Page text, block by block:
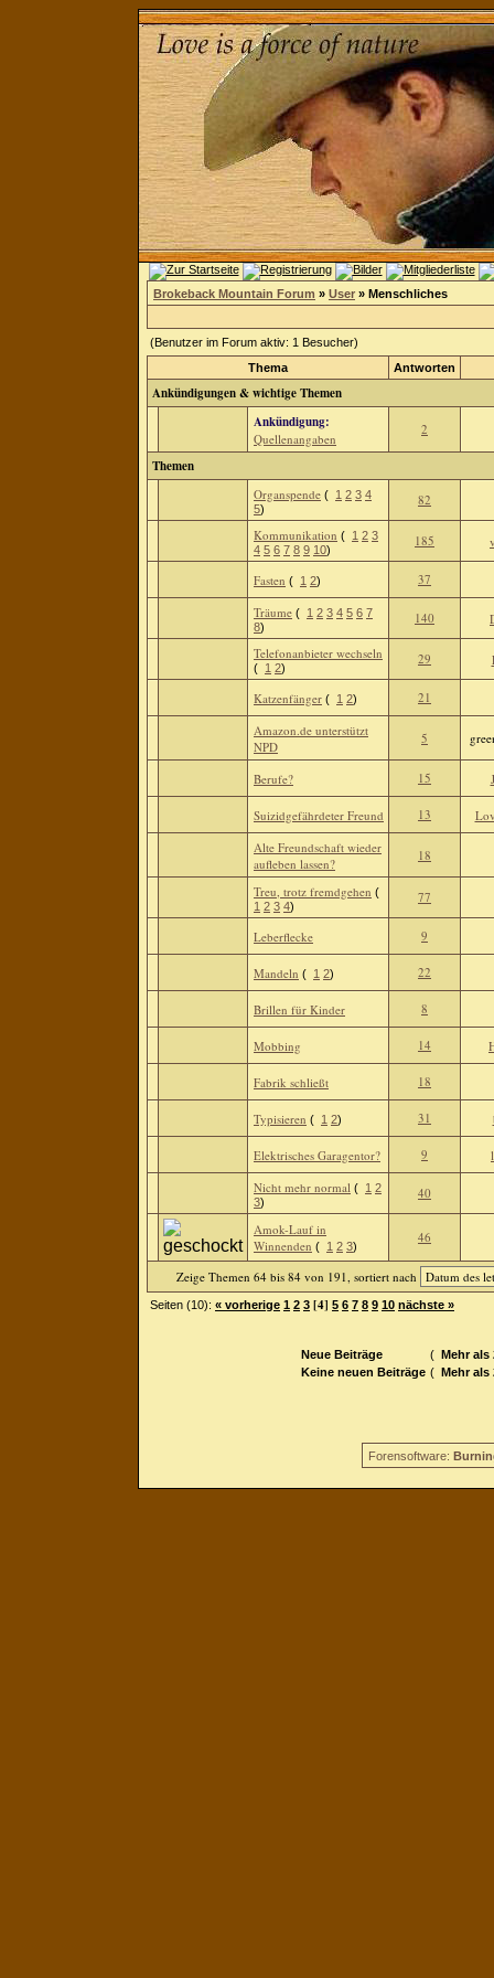
Brokeback Mountain Forum » User » Menschliches
(Benutzer im Forum aktiv: 1 Besucher)
Thema
Antworten
Ankündigungen & wichtige Themen
Ankündigung:
Quellenangaben
2
Themen
Organspende ( 1 2 3 4
5)
82
Kommunikation ( 1 2 3
4 5 6 7 8 9 10)
185
Fasten ( 1 2)
37
Träume ( 1 2 3 4 5 6 7
8)
140
Telefonanbieter wechseln
( 1 2)
29
Katzenfänger ( 1 2)
21
Amazon.de unterstützt
NPD
5
Berufe? 15
Suizidgefährdeter Freund 13
Alte Freundschaft wieder
aufleben lassen?
18
Treu, trotz fremdgehen (
1 2 3 4)
77
Leberflecke 9
Mandeln ( 1 2) 22
Brillen für Kinder 8
Mobbing 14
Fabrik schließt 18
Typisieren ( 1 2) 31
Elektrisches Garagentor? 9
Nicht mehr normal ( 1 2
3)
40
Amok-Lauf in
Winnenden ( 1 2 3)
46
Zeige Themen 64 bis 84 von 191, sortiert nach
Seiten (10): « vorherige 1 2 3 [4] 5 6 7 8 9 10 nächste »
Neue Beiträge ( Mehr als
Keine neuen Beiträge ( Mehr als
Forensoftware: